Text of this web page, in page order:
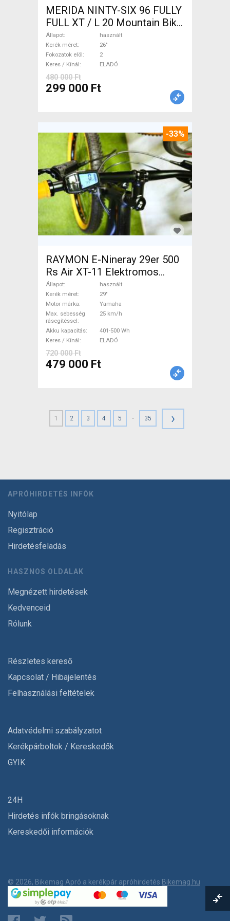
MERIDA NINTY-SIX 96 FULLY
FULL XT / L 20 Mountain Bike
26" össztelós / fully használt
ELADÓ
Állapot
használt
Kerék méret
26"
Fokozatok elöl
2
Keres / Kínál
ELADÓ
480 000 Ft
299 000 Ft
-33%
RAYMON E-Nineray 29er 500
Rs Air XT-11 Elektromos
Mountain Bike 29" elöl
teleszkópos Yamaha használt
ELADÓ
Állapot
használt
Kerék méret
29"
Motor márka
Yamaha
Max. sebesség
rásegítéssel
25 km/h
Akku kapacitás
401-500 Wh
Keres / Kínál
ELADÓ
720 000 Ft
479 000 Ft
1 2 3 4 5 - 35 ›
APRÓHIRDETÉS INFÓK
Nyitólap
Regisztráció
Hirdetésfeladás
HASZNOS OLDALAK
Megnézett hirdetések
Kedvenceid
Rólunk
Részletes kereső
Kapcsolat / Hibajelentés
Felhasználási feltételek
Adatvédelmi szabályzatot
Kerékpárboltok / Kereskedők
GYIK
24H
Hirdetés infók bringásoknak
Kereskedői információk
© 2026, Bikemag Apró a kerékpár apróhirdetés Bikemag.hu